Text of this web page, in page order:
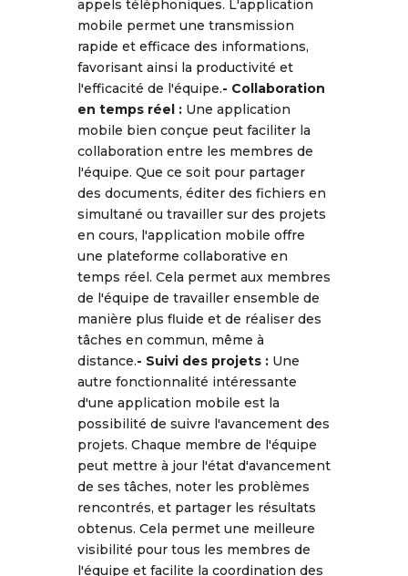
appels téléphoniques. L'application
mobile permet une transmission
rapide et efficace des informations,
favorisant ainsi la productivité et
l'efficacité de l'équipe.- Collaboration
en temps réel : Une application
mobile bien conçue peut faciliter la
collaboration entre les membres de
l'équipe. Que ce soit pour partager
des documents, éditer des fichiers en
simultané ou travailler sur des projets
en cours, l'application mobile offre
une plateforme collaborative en
temps réel. Cela permet aux membres
de l'équipe de travailler ensemble de
manière plus fluide et de réaliser des
tâches en commun, même à
distance.- Suivi des projets : Une
autre fonctionnalité intéressante
d'une application mobile est la
possibilité de suivre l'avancement des
projets. Chaque membre de l'équipe
peut mettre à jour l'état d'avancement
de ses tâches, noter les problèmes
rencontrés, et partager les résultats
obtenus. Cela permet une meilleure
visibilité pour tous les membres de
l'équipe et facilite la coordination des